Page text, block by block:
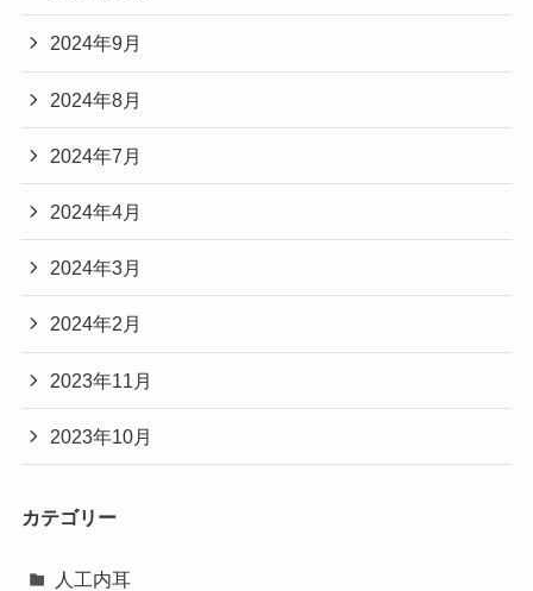
2024年9月
2024年8月
2024年7月
2024年4月
2024年3月
2024年2月
2023年11月
2023年10月
カテゴリー
人工内耳